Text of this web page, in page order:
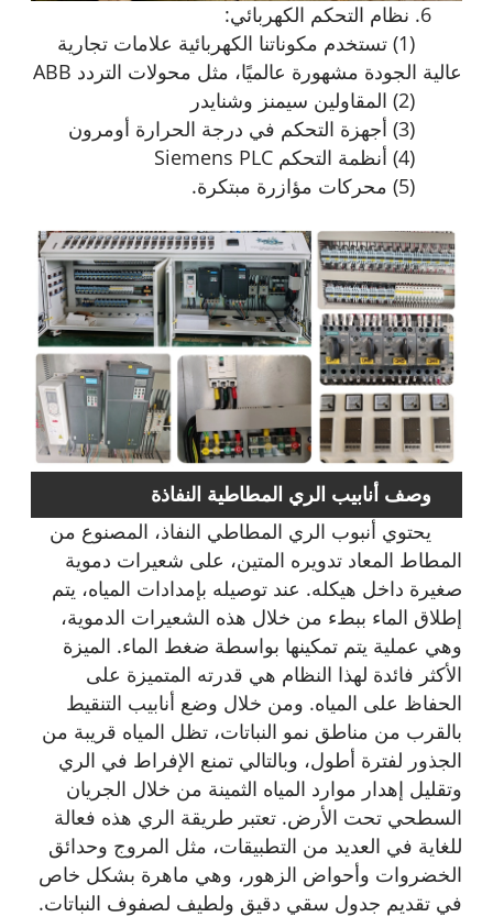
6. نظام التحكم الكهربائي:
(1) تستخدم مكوناتنا الكهربائية علامات تجارية
عالية الجودة مشهورة عالميًا، مثل محولات التردد ABB
(2) المقاولين سيمنز وشنايدر
(3) أجهزة التحكم في درجة الحرارة أومرون
(4) أنظمة التحكم Siemens PLC
(5) محركات مؤازرة مبتكرة.
وصف أنابيب الري المطاطية النفاذة
يحتوي أنبوب الري المطاطي النفاذ، المصنوع من
المطاط المعاد تدويره المتين، على شعيرات دموية
صغيرة داخل هيكله. عند توصيله بإمدادات المياه، يتم
إطلاق الماء ببطء من خلال هذه الشعيرات الدموية،
وهي عملية يتم تمكينها بواسطة ضغط الماء. الميزة
الأكثر فائدة لهذا النظام هي قدرته المتميزة على
الحفاظ على المياه. ومن خلال وضع أنابيب التنقيط
بالقرب من مناطق نمو النباتات، تظل المياه قريبة من
الجذور لفترة أطول، وبالتالي تمنع الإفراط في الري
وتقليل إهدار موارد المياه الثمينة من خلال الجريان
السطحي تحت الأرض. تعتبر طريقة الري هذه فعالة
للغاية في العديد من التطبيقات، مثل المروج وحدائق
الخضروات وأحواض الزهور، وهي ماهرة بشكل خاص
في تقديم جدول سقي دقيق ولطيف لصفوف النباتات.